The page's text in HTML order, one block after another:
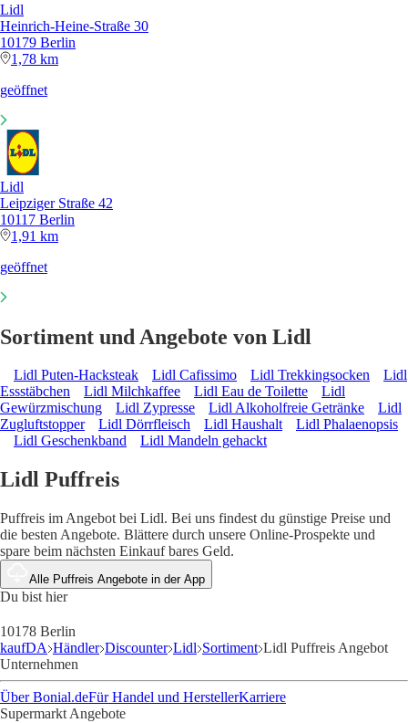
Lidl
Heinrich-Heine-Straße 30
10179 Berlin
1,78 km
geöffnet
Lidl
Leipziger Straße 42
10117 Berlin
1,91 km
geöffnet
Sortiment und Angebote von Lidl
Lidl Puten-Hacksteak Lidl Cafissimo Lidl Trekkingsocken
Lidl
Essstäbchen
Lidl Milchkaffee Lidl Eau de Toilette
Lidl
Gewürzmischung
Lidl Zypresse Lidl Alkoholfreie Getränke
Lidl
Zugluftstopper
Lidl Dörrfleisch Lidl Haushalt
Lidl Phalaenopsis
Lidl Geschenkband
Lidl Mandeln gehackt
Lidl Puffreis
Puffreis im Angebot bei Lidl. Bei uns findest du günstige Preise und
die besten Angebote. Blättere durch unsere Online-Prospekte und
spare beim nächsten Einkauf bares Geld.
Alle Puffreis Angebote in der App
Du bist hier
10178 Berlin
kaufDA Händler Discounter Lidl Sortiment Lidl Puffreis Angebot
Unternehmen
Über Bonial.deFür Handel und HerstellerKarriere
Supermarkt Angebote